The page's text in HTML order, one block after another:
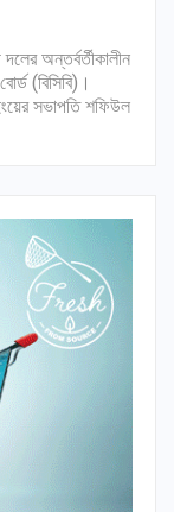
অন্তর্বর্তীকালীন
(বিসিবি)।
সভাপতি শফিউল